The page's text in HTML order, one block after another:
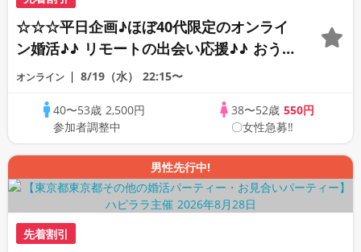
☆☆☆平日企画♪ほぼ40代限定のオンライ
ン婚活♪♪ リモートの出会い応援♪♪ おう
ちで乾杯しませんか♪♪ ☆全国の方が対象
PARTY!!
オンライン 8/19（水） 22:15〜
40〜53歳 2,500円
参加者調整中
38〜52歳 550円
〇女性急募‼
男性先行中!
先着割引